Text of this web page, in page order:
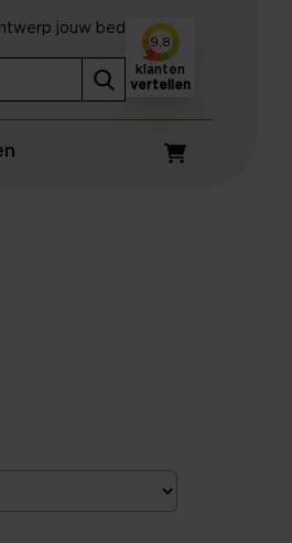
Winkelwagen
jouw bed
9,8
klanten
vertellen